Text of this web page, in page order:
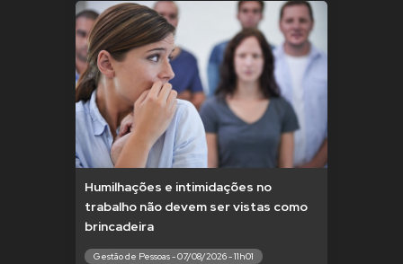
Humilhações e intimidações no
trabalho não devem ser vistas como
brincadeira
Gestão de Pessoas - 07/08/2026 - 11h01